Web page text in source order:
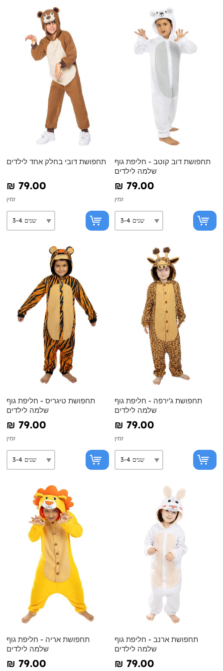
תחפושת דובי בחלק אחד לילדים
₪‎ 79.00
זמין
תחפושת דוב קוטב - חליפת גוף
שלמה לילדים
₪‎ 79.00
זמין
תחפושת טיגריס - חליפת גוף
שלמה לילדים
₪‎ 79.00
זמין
תחפושת ג'ירפה - חליפת גוף
שלמה לילדים
₪‎ 79.00
זמין
תחפושת אריה - חליפת גוף
שלמה לילדים
₪‎ 79.00
תחפושת ארנב - חליפת גוף
שלמה לילדים
₪‎ 79.00